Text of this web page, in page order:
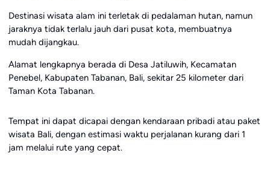
Destinasi wisata alam ini terletak di pedalaman hutan, namun
jaraknya tidak terlalu jauh dari pusat kota, membuatnya
mudah dijangkau.
Alamat lengkapnya berada di Desa Jatiluwih, Kecamatan
Penebel, Kabupaten Tabanan, Bali, sekitar 25 kilometer dari
Taman Kota Tabanan.
Tempat ini dapat dicapai dengan kendaraan pribadi atau paket
wisata Bali, dengan estimasi waktu perjalanan kurang dari 1
jam melalui rute yang cepat.